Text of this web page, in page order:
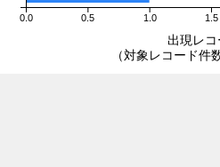
0.0 0.5 1.0 1.5
出現レコ
（対象レコード件